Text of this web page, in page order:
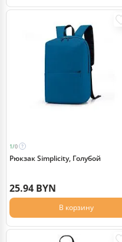
1/0
Рюкзак Simplicity, Голубой
25.94 BYN
В корзину